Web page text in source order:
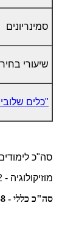
סמינריונים
שיעורי
"כלים
סה"כ לימודים
מוזיקולוגיה - 52 ש"ס
סה"כ כללי - 158 ש"ס